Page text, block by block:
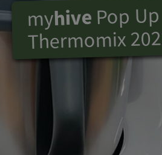
myhivePop
Thermomix